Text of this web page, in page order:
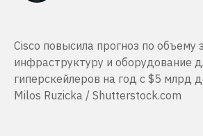
Cisco повысила прогноз по объему
инфраструктуру и оборудование
гиперскейлеров на год с $5 млрд
Milos Ruzicka / Shutterstock.com